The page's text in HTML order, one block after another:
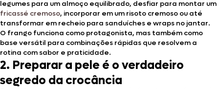
legumes para um almoço equilibrado, desfiar para montar um
fricassé cremoso, incorporar em um risoto cremoso ou até
transformar em recheio para sanduíches e wraps no jantar.
O frango funciona como protagonista, mas também como
base versátil para combinações rápidas que resolvem a
rotina com sabor e praticidade.
2. Preparar a pele é o verdadeiro
segredo da crocância